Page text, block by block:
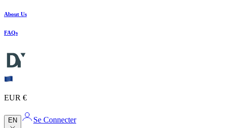
About Us
FAQs
EUR €
EN Se Connecter